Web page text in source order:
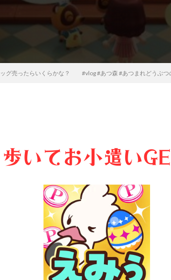
グ売ったらいくらかな？ #vlog #あつ森 #あつまれどうぶ